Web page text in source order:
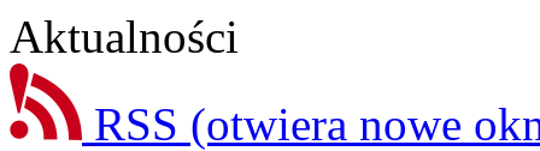
Aktualności
RSS (otwiera nowe